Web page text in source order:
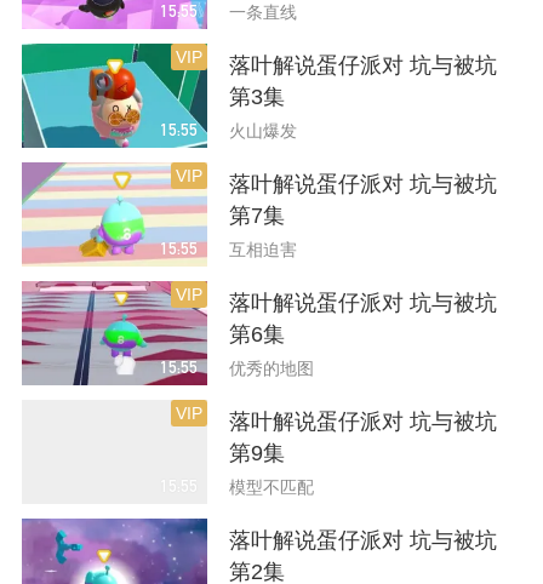
15:55 一条直线
15:55
VIP
落叶解说蛋仔派对 坑与被坑
第3集
火山爆发
15:55
VIP
落叶解说蛋仔派对 坑与被坑
第7集
互相迫害
15:55
VIP
落叶解说蛋仔派对 坑与被坑
第6集
优秀的地图
15:55
VIP
落叶解说蛋仔派对 坑与被坑
第9集
模型不匹配
落叶解说蛋仔派对 坑与被坑
第2集